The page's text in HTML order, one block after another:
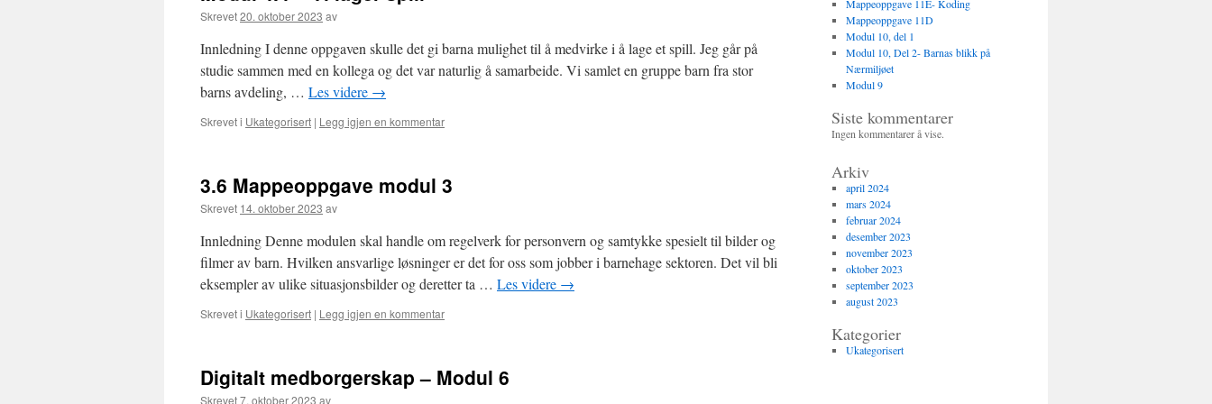
Skrevet20. oktober 2023 av
Innledning I denne oppgaven skulle det gi barna mulighet til å medvirke i å lage et spill. Jeg går på
studie sammen med en kollega og det var naturlig å samarbeide. Vi samlet en gruppe barn fra stor
barns avdeling, … Les videre →
Skrevet i Ukategorisert | Legg igjen en kommentar
3.6 Mappeoppgave modul 3
Skrevet 14. oktober 2023 av
Innledning Denne modulen skal handle om regelverk for personvern og samtykke spesielt til bilder og
filmer av barn. Hvilken ansvarlige løsninger er det for oss som jobber i barnehage sektoren. Det vil bli
eksempler av ulike situasjonsbilder og deretter ta … Les videre →
Skrevet i Ukategorisert | Legg igjen en kommentar
Digitalt medborgerskap – Modul 6
Skrevet7. oktober 2023 av
Mappeoppgave 11E- Koding
Mappeoppgave 11D
Modul 10, del 1
Modul 10, Del 2- Barnas blikk på
Nærmiljøet
Modul 9
Siste kommentarer
Ingen kommentarer å vise.
Arkiv
april 2024
mars 2024
februar 2024
desember 2023
november 2023
oktober 2023
september 2023
august 2023
Kategorier
Ukategorisert